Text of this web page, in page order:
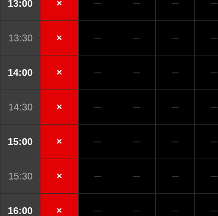
13:00 × ─ ─ ─ ─
13:30 × ─ ─ ─ ─
14:00 × ─ ─ ─ ─
14:30 × ─ ─ ─ ─
15:00 × ─ ─ ─ ─
15:30 × ─ ─ ─ ─
16:00 × ─ ─ ─ ─